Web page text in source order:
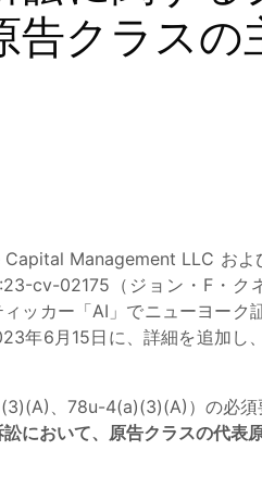
告クラス
Management LLC およ
cv-02175（ジョン・F・
カー「AI」でニューヨーク
年6月15日に、詳細を追加し
、78u-4(a)(3)(A)）の必須
おいて、原告クラスの代表